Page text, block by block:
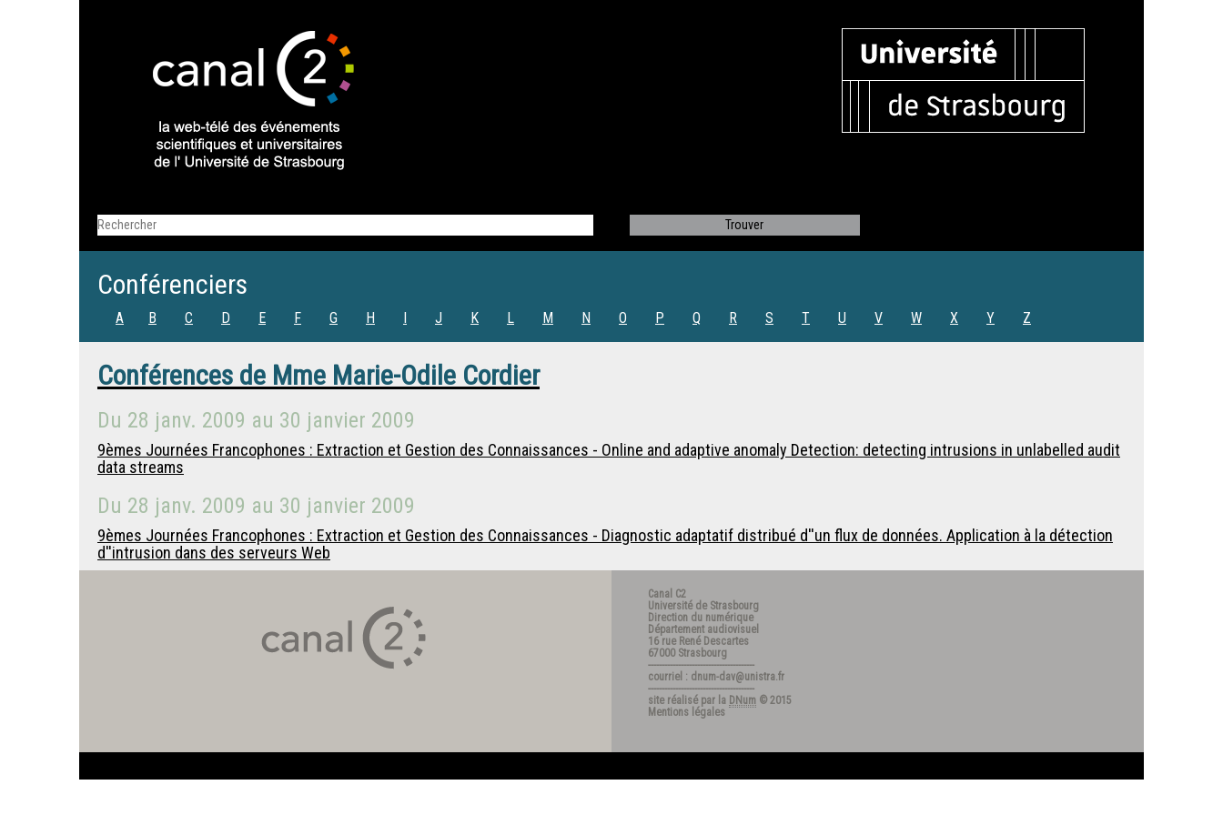
Conférenciers
A B C D E F G H I J K L M N O P Q R S T U V W X Y Z
Conférences de Mme Marie-Odile Cordier
Du 28 janv. 2009 au 30 janvier 2009
9èmes Journées Francophones : Extraction et Gestion des Connaissances - Online and adaptive anomaly Detection: detecting intrusions in unlabelled audit
data streams
Du 28 janv. 2009 au 30 janvier 2009
9èmes Journées Francophones : Extraction et Gestion des Connaissances - Diagnostic adaptatif distribué d''un flux de données. Application à la détection
d''intrusion dans des serveurs Web
Canal C2
Université de Strasbourg
Direction du numérique
Département audiovisuel
16 rue René Descartes
67000 Strasbourg
---------------------------------------
courriel : dnum-dav@unistra.fr
---------------------------------------
site réalisé par la DNum © 2015
Mentions légales